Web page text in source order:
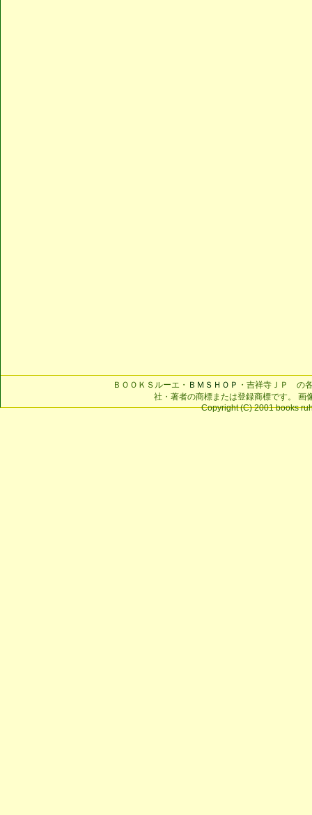
ＢＯＯＫＳルーエ・ ＢＭＳＨＯＰ ・吉祥寺ＪＰ の
社・著者の商標または登録商標です。 画
Copyright (C) 2001 books